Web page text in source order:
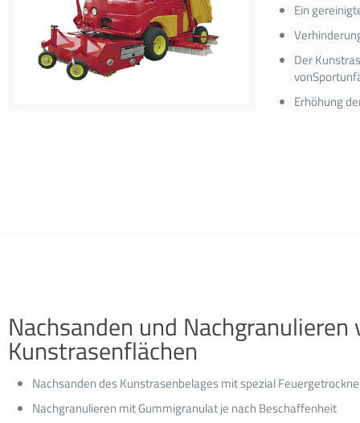
Ein
Der
Erhöhung
Nachsanden und Nachgranulieren
Kunstrasenflächen
Nachsanden des Kunstrasenbelages mit spezial
Nachgranulieren mit Gummigranulat je nach Beschaffenheit